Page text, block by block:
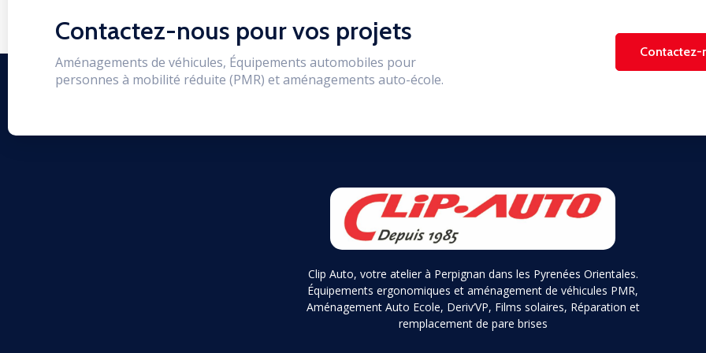
Contactez-nous pour vos projets
Aménagements de véhicules, Équipements automobiles pour
personnes à mobilité réduite (PMR) et aménagements auto-école.
Contactez-
Clip Auto, votre atelier à Perpignan dans les Pyrenées Orientales.
Équipements ergonomiques et aménagement de véhicules PMR,
Aménagement Auto Ecole, Deriv’VP, Films solaires, Réparation et
remplacement de pare brises